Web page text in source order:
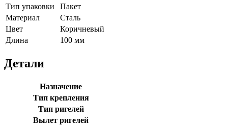
Тип упаковки
Пакет
Материал
Сталь
Цвет
Коричневый
Длина
100 мм
Детали
Назначение
Тип крепления
Тип ригелей
Вылет ригелей